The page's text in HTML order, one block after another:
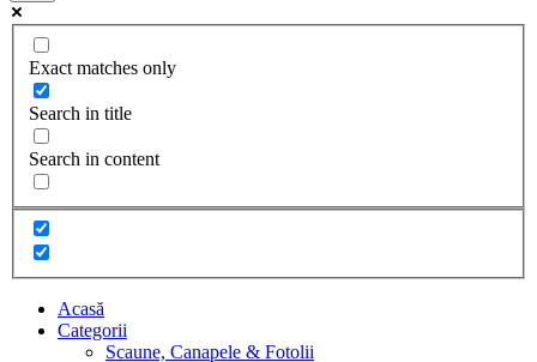
Exact matches only
Search in title
Search in content
Acasă
Categorii
Scaune, Canapele & Fotolii